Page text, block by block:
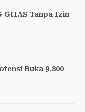
GIIAS Tanpa Izin
Buka 9.800